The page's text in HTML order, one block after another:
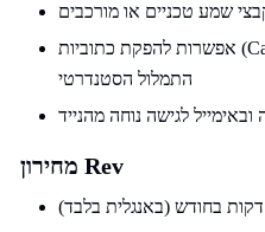
אפשרות להפקת כתוביות (Captions ו-Subtitles) לצד פלט
התמלול הסטנדרטי
לגישה נוחה מהנייד
מחירון Rev